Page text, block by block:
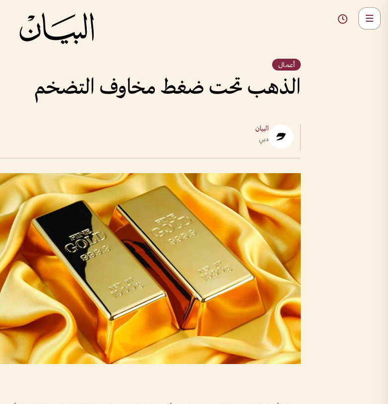
أعمال
الذهب تحت ضغط مخاوف التضخم
البيان
دبي